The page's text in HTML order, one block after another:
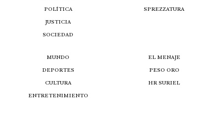
POLÍTICA
JUSTICIA
SOCIEDAD
SPREZZATURA
MUNDO
DEPORTES
CULTURA
ENTRETENIMIENTO
EL MENAJE
PESO ORO
HR SURIEL